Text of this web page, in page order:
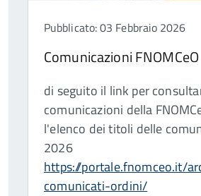
Pubblicato: 03 Febbraio 2026
Comunicazioni FNOMCeO
di seguito il link per
comunicazioni della
l'elenco dei titoli delle
2026
https://portale.fnomceo.it/
comunicati-ordini/